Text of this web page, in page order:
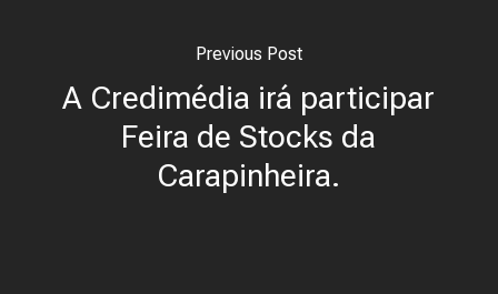
Previous Post
A Credimédia irá participar
Feira de Stocks da
Carapinheira.